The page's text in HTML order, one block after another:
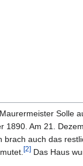
Solle
1890. Am 21.
brach auch das
[2] Das Haus